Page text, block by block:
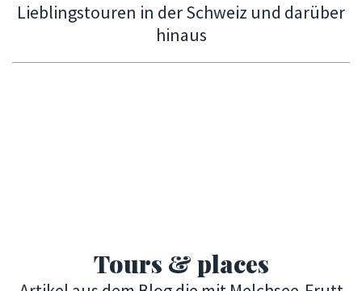
Lieblingstouren in der Schweiz und darüber
hinaus
Tours & places